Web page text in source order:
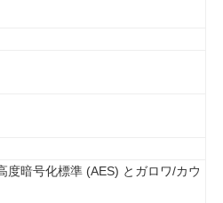
度暗号化標準 (AES) とガロワ/カウ